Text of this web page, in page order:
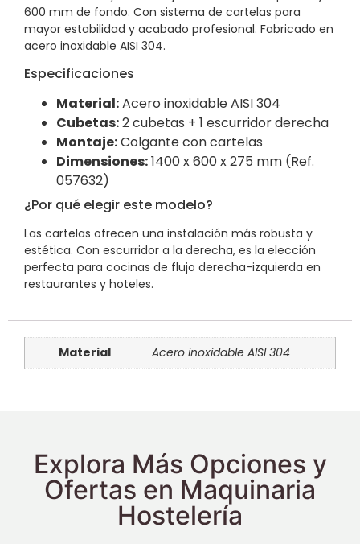
600 mm de fondo. Con sistema de cartelas para
mayor estabilidad y acabado profesional. Fabricado en
acero inoxidable AISI 304.
Especificaciones
Material:Acero inoxidable AISI 304
Cubetas:2 cubetas + 1 escurridor derecha
Montaje:Colgante con cartelas
Dimensiones:1400 x 600 x 275 mm (Ref.
057632)
¿Por qué elegir este modelo?
Las cartelas ofrecen una instalación más robusta y
estética. Con escurridor a la derecha, es la elección
perfecta para cocinas de flujo derecha-izquierda en
restaurantes y hoteles.
Material Acero inoxidable AISI 304
Explora Más Opciones y
Ofertas en Maquinaria
Hostelería